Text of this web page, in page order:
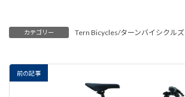
カテゴリー Tern Bicycles/ターンバイシクルズ
前の記事